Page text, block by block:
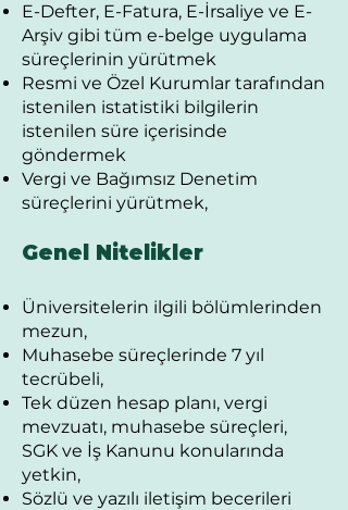
E-Defter, E-Fatura, E-İrsaliye ve E-
Arşiv gibi tüm e-belge uygulama
süreçlerinin yürütmek
Resmi ve Özel Kurumlar tarafından
istenilen istatistiki bilgilerin
istenilen süre içerisinde
göndermek
Vergi ve Bağımsız Denetim
süreçlerini yürütmek,
Genel Nitelikler
Üniversitelerin ilgili bölümlerinden
mezun,
Muhasebe süreçlerinde 7 yıl
tecrübeli,
Tek düzen hesap planı, vergi
mevzuatı, muhasebe süreçleri,
SGK ve İş Kanunu konularında
yetkin,
Sözlü ve yazılı iletişim becerileri